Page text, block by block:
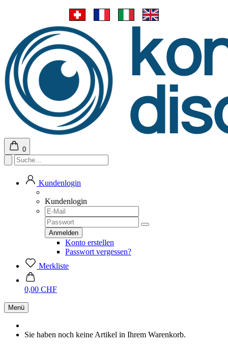
0
Kundenlogin
Kundenlogin
Konto erstellen
Passwort vergessen?
Merkliste
0,00 CHF
Menü
Sie haben noch keine Artikel in Ihrem Warenkorb.